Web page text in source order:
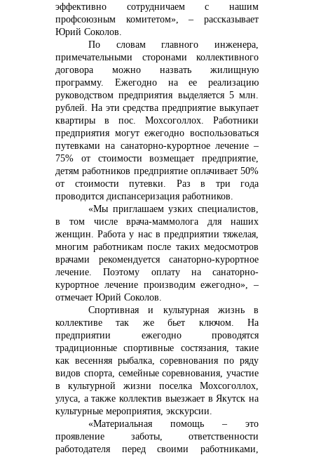
+7 (423) 234 50 50
info@vostokcement.ru
эффективно сотрудничаем с нашим
профсоюзным комитетом», – рассказывает
Юрий Соколов.
По словам главного инженера,
примечательными сторонами коллективного
договора можно назвать жилищную
программу. Ежегодно на ее реализацию
руководством предприятия выделяется 5 млн.
рублей. На эти средства предприятие выкупает
квартиры в пос. Мохсоголлох. Работники
предприятия могут ежегодно воспользоваться
путевками на санаторно-курортное лечение –
75% от стоимости возмещает предприятие,
детям работников предприятие оплачивает 50%
от стоимости путевки. Раз в три года
проводится диспансеризация работников.
«Мы приглашаем узких специалистов,
в том числе врача-маммолога для наших
женщин. Работа у нас в предприятии тяжелая,
многим работникам после таких медосмотров
врачами рекомендуется санаторно-курортное
лечение. Поэтому оплату на санаторно-
курортное лечение производим ежегодно», –
отмечает Юрий Соколов.
Спортивная и культурная жизнь в
коллективе так же бьет ключом. На
предприятии ежегодно проводятся
традиционные спортивные состязания, такие
как весенняя рыбалка, соревнования по ряду
видов спорта, семейные соревнования, участие
в культурной жизни поселка Мохсоголлох,
улуса, а также коллектив выезжает в Якутск на
культурные мероприятия, экскурсии.
«Материальная помощь – это
проявление заботы, ответственности
работодателя перед своими работниками,